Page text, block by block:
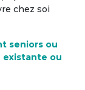
chez soi
seniors ou
existante ou